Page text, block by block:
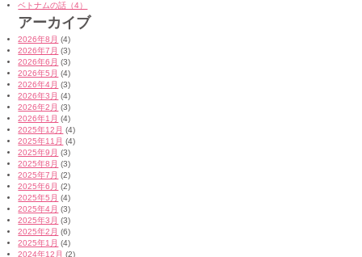
ベトナムの話（4）
アーカイブ
2026年8月 (4)
2026年7月 (3)
2026年6月 (3)
2026年5月 (4)
2026年4月 (3)
2026年3月 (4)
2026年2月 (3)
2026年1月 (4)
2025年12月 (4)
2025年11月 (4)
2025年9月 (3)
2025年8月 (3)
2025年7月 (2)
2025年6月 (2)
2025年5月 (4)
2025年4月 (3)
2025年3月 (3)
2025年2月 (6)
2025年1月 (4)
2024年12月 (2)